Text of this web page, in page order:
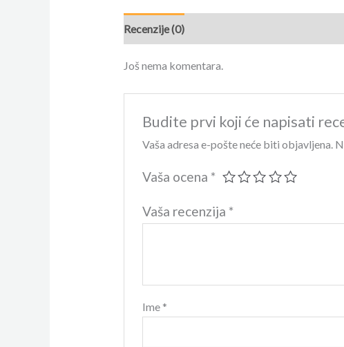
Recenzije (0)
Još nema komentara.
Budite prvi koji će napisati
Vaša adresa e-pošte neće biti objavljena.
Vaša ocena *
Vaša recenzija *
Ime *